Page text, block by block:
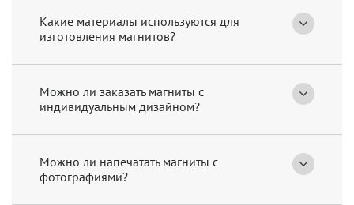
Какие материалы используются для
изготовления магнитов?
Можно ли заказать магниты с
индивидуальным дизайном?
Можно ли напечатать магниты с
фотографиями?